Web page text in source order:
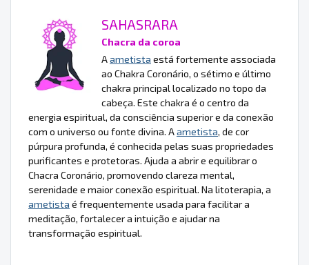
SAHASRARA
Chacra da coroa
Aametista está fortemente associada
ao Chakra Coronário, o sétimo e último
chakra principal localizado no topo da
cabeça. Este chakra é o centro da
energia espiritual, da consciência superior e da conexão
com o universo ou fonte divina. Aametista, de cor
púrpura profunda, é conhecida pelas suas propriedades
purificantes e protetoras. Ajuda a abrir e equilibrar o
Chacra Coronário, promovendo clareza mental,
serenidade e maior conexão espiritual. Na litoterapia, a
ametista é frequentemente usada para facilitar a
meditação, fortalecer a intuição e ajudar na
transformação espiritual.